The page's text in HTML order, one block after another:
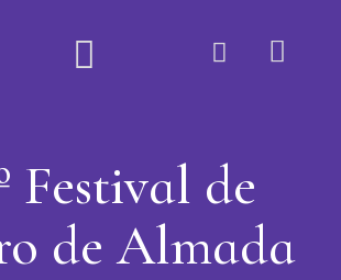
Festival de
de Almada